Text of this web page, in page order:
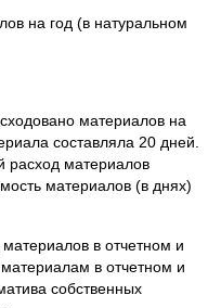
на год (в натуральном
материалов на
составляла 20 дней.
расход материалов
материалов (в днях)
в отчетном и
в отчетном и
собственных